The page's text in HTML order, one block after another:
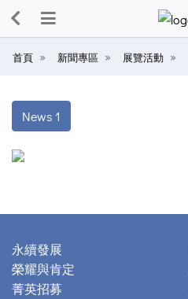
首頁 新聞專區 展覽活動
News 1
永續發展
榮耀與肯定
菁英招募